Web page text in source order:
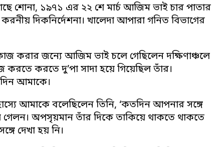
শোনা, ১৯৭১ এর ২২ শে মার্চ আজিম ভাই চার পাতার
দিকনির্দেশনা। খালেদা আপারা গনিত বিভাগের
করার জন্যে আজিম ভাই চলে গেছিলেন দক্ষিণাঞ্চলে
করতে দু’পা সাদা হয়ে গিয়েছিল তাঁর।
আমাকে।
আমাকে বলেছিলেন তিনি, ‘কতদিন আপনার সঙ্গে
গেলন। অপসৃয়মান তাঁর দিকে তাকিয়ে থাকতে থাকতে
দেখা হয় নি।